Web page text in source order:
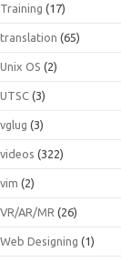
Training (17)
translation (65)
Unix OS (2)
UTSC (3)
vglug (3)
videos (322)
vim (2)
VR/AR/MR (26)
Web Designing (1)